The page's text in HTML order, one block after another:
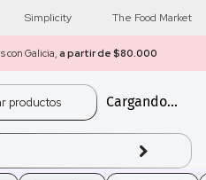
Simplicity The Food Market
con Galicia, a partir de $80.000
Cargando...